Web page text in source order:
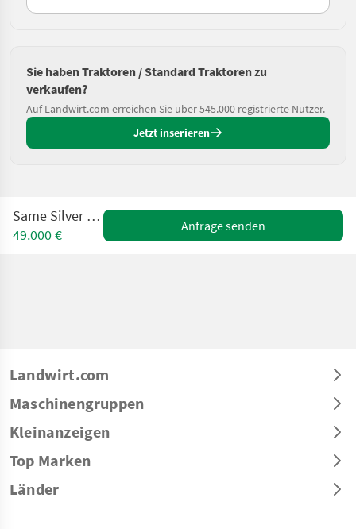
Sie haben Traktoren / Standard Traktoren zu
verkaufen?
Auf Landwirt.com erreichen Sie über 545.000 registrierte Nutzer.
Jetzt inserieren
Same Silver 110-4 DT
49.000 €
Anfrage senden
Landwirt.com
Maschinengruppen
Kleinanzeigen
Top Marken
Länder